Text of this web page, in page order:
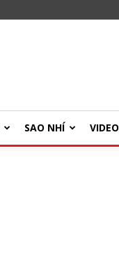
SAO NHÍ VIDEO